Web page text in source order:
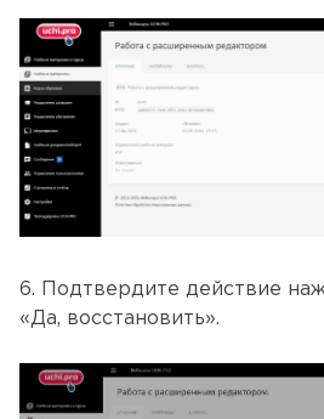
6. Подтвердите действие
«Да, восстановить».